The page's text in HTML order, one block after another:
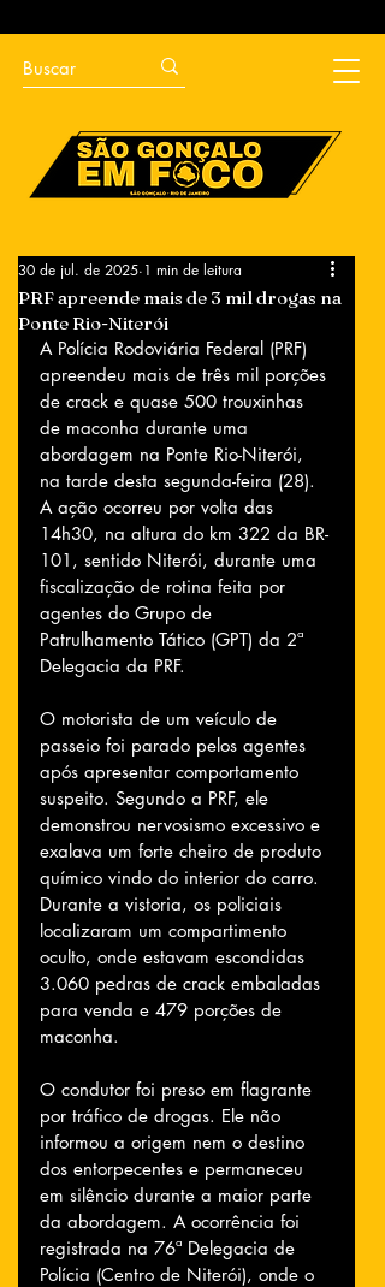
PRF apreende mais de 3 mil drogas na
Ponte Rio-Niterói
30 de jul. de 2025 1 min de leitura
A Polícia Rodoviária Federal (PRF)
apreendeu mais de três mil porções
de crack e quase 500 trouxinhas
de maconha durante uma
abordagem na Ponte Rio-Niterói,
na tarde desta segunda-feira (28).
A ação ocorreu por volta das
14h30, na altura do km 322 da BR-
101, sentido Niterói, durante uma
fiscalização de rotina feita por
agentes do Grupo de
Patrulhamento Tático (GPT) da 2ª
Delegacia da PRF.
O motorista de um veículo de
passeio foi parado pelos agentes
após apresentar comportamento
suspeito. Segundo a PRF, ele
demonstrou nervosismo excessivo e
exalava um forte cheiro de produto
químico vindo do interior do carro.
Durante a vistoria, os policiais
localizaram um compartimento
oculto, onde estavam escondidas
3.060 pedras de crack embaladas
para venda e 479 porções de
maconha.
O condutor foi preso em flagrante
por tráfico de drogas. Ele não
informou a origem nem o destino
dos entorpecentes e permaneceu
em silêncio durante a maior parte
da abordagem. A ocorrência foi
registrada na 76ª Delegacia de
Polícia (Centro de Niterói), onde o